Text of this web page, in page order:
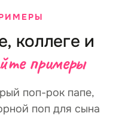
коллеге и
примеры
поп-рок папе,
поп для сына